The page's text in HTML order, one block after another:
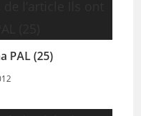
PAL (25)